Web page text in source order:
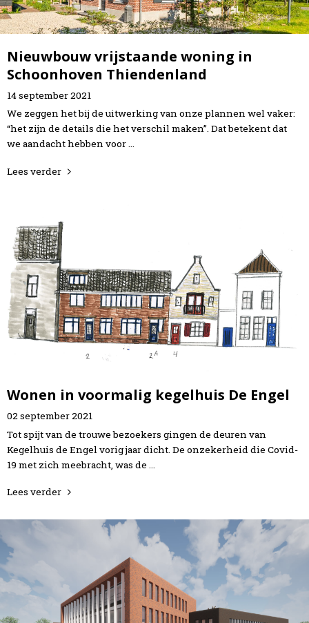
Nieuwbouw vrijstaande woning in
Schoonhoven Thiendenland
14september2021
We zeggen het bij de uitwerking van onze plannen wel vaker:
“het zijn de details die het verschil maken”. Dat betekent dat
we aandacht hebben voor …
Lees verder
Wonen in voormalig kegelhuis De Engel
02 september2021
Tot spijt van de trouwe bezoekers gingen de deuren van
Kegelhuis de Engel vorig jaar dicht. De onzekerheid die Covid-
19 met zich meebracht, was de …
Lees verder